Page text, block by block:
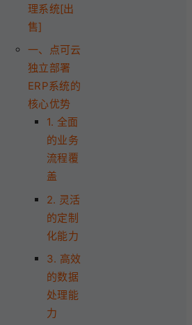
理系统[出
售]
一、点可云
独立部署
ERP系统的
核心优势
1. 全面
的业务
流程覆
盖
2. 灵活
的定制
化能力
3. 高效
的数据
处理能
力